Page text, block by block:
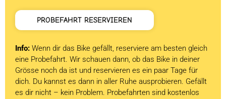
PROBEFAHRT RESERVIEREN
Info: Wenn dir das Bike gefällt, reserviere am besten gleich
eine Probefahrt. Wir schauen dann, ob das Bike in deiner
Grösse noch da ist und reservieren es ein paar Tage für
dich. Du kannst es dann in aller Ruhe ausprobieren. Gefällt
es dir nicht – kein Problem. Probefahrten sind kostenlos